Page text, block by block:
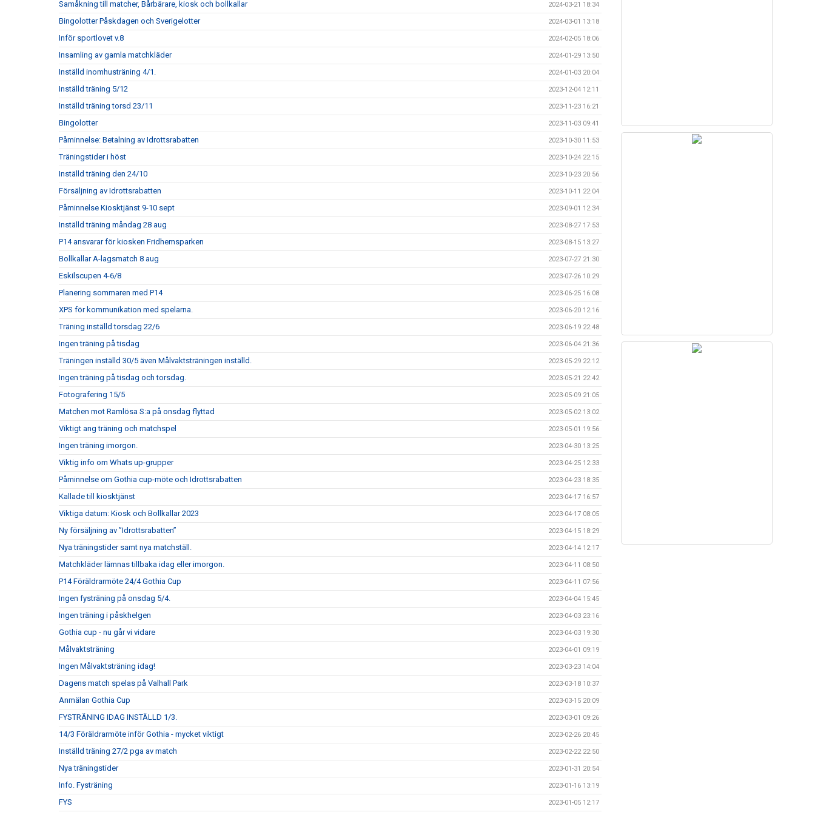
Samåkning till matcher, Bårbärare, kiosk och bollkallar 2024-03-21 18:34
Bingolotter Påskdagen och Sverigelotter 2024-03-01 13:18
Inför sportlovet v.8 2024-02-05 18:06
Insamling av gamla matchkläder 2024-01-29 13:50
Inställd inomhusträning 4/1. 2024-01-03 20:04
Inställd träning 5/12 2023-12-04 12:11
Inställd träning torsd 23/11 2023-11-23 16:21
Bingolotter 2023-11-03 09:41
Påminnelse: Betalning av Idrottsrabatten 2023-10-30 11:53
Träningstider i höst 2023-10-24 22:15
Inställd träning den 24/10 2023-10-23 20:56
Försäljning av Idrottsrabatten 2023-10-11 22:04
Påminnelse Kiosktjänst 9-10 sept 2023-09-01 12:34
Inställd träning måndag 28 aug 2023-08-27 17:53
P14 ansvarar för kiosken Fridhemsparken 2023-08-15 13:27
Bollkallar A-lagsmatch 8 aug 2023-07-27 21:30
Eskilscupen 4-6/8 2023-07-26 10:29
Planering sommaren med P14 2023-06-25 16:08
XPS för kommunikation med spelarna. 2023-06-20 12:16
Träning inställd torsdag 22/6 2023-06-19 22:48
Ingen träning på tisdag 2023-06-04 21:36
Träningen inställd 30/5 även Målvaktsträningen inställd. 2023-05-29 22:12
Ingen träning på tisdag och torsdag. 2023-05-21 22:42
Fotografering 15/5 2023-05-09 21:05
Matchen mot Ramlösa S:a på onsdag flyttad 2023-05-02 13:02
Viktigt ang träning och matchspel 2023-05-01 19:56
Ingen träning imorgon. 2023-04-30 13:25
Viktig info om Whats up-grupper 2023-04-25 12:33
Påminnelse om Gothia cup-möte och Idrottsrabatten 2023-04-23 18:35
Kallade till kiosktjänst 2023-04-17 16:57
Viktiga datum: Kiosk och Bollkallar 2023 2023-04-17 08:05
Ny försäljning av ”Idrottsrabatten” 2023-04-15 18:29
Nya träningstider samt nya matchställ. 2023-04-14 12:17
Matchkläder lämnas tillbaka idag eller imorgon. 2023-04-11 08:50
P14 Föräldrarmöte 24/4 Gothia Cup 2023-04-11 07:56
Ingen fysträning på onsdag 5/4. 2023-04-04 15:45
Ingen träning i påskhelgen 2023-04-03 23:16
Gothia cup - nu går vi vidare 2023-04-03 19:30
Målvaktsträning 2023-04-01 09:19
Ingen Målvaktsträning idag! 2023-03-23 14:04
Dagens match spelas på Valhall Park 2023-03-18 10:37
Anmälan Gothia Cup 2023-03-15 20:09
FYSTRÄNING IDAG INSTÄLLD 1/3. 2023-03-01 09:26
14/3 Föräldrarmöte inför Gothia - mycket viktigt 2023-02-26 20:45
Inställd träning 27/2 pga av match 2023-02-22 22:50
Nya träningstider 2023-01-31 20:54
Info. Fysträning 2023-01-16 13:19
FYS 2023-01-05 12:17